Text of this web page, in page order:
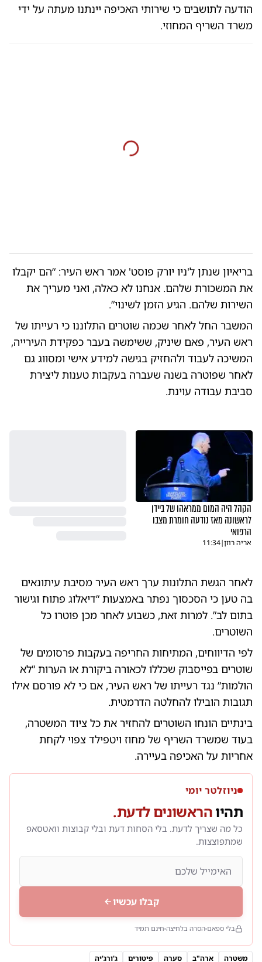
הודעה לתושבים כי שירותי האכיפה יינתנו מעתה על ידי
משרד השריף המחוזי.
בריאיון שנתן ל'ניו יורק פוסט' אמר ראש העיר: “הם יקבלו
את המשכורת שלהם. אנחנו לא כאלה, ואני מעריך את
השירות שלהם. הגיע הזמן לשינוי”.
המשבר החל לאחר שכמה שוטרים התלוננו כי רעייתו של
ראש העיר, פאם שיניק, ששימשה בעבר כפקידת העירייה,
המשיכה לעבוד ולהחזיק בגישה למידע אישי ומסווג גם
לאחר שפוטרה בשנה שעברה בעקבות טענות ליצירת
סביבת עבודה עוינת.
הקהל היה המום ממראהו של ביידן
לראשונה מאז נודעה חומרת מצבו
הרפואי
אריה רוזן|
11:34
לאחר הגשת התלונות ערך ראש העיר מסיבת עיתונאים
בה טען כי הסכסוך נפתר באמצעות “דיאלוג פתוח וגישור
בתום לב”. למרות זאת, כשבוע לאחר מכן פוטרו כל
השוטרים.
לפי הדיווחים, המתיחות החריפה בעקבות פרסומים של
שוטרים בפייסבוק שכללו לכאורה ביקורת או הערות “לא
הולמות” נגד רעייתו של ראש העיר, אם כי לא פורסם אילו
תגובות הובילו להחלטה הדרמטית.
בינתיים הונחו השוטרים להחזיר את כל ציוד המשטרה,
בעוד שמשרד השריף של מחוז ויטפילד צפוי לקחת
אחריות על האכיפה בעיירה.
ניוזלטר יומי
תהיוהראשונים לדעת.
כל מה שצריך לדעת. בלי הסחות דעת ובלי קבוצות וואטסאפ
שמתפוצצות.
קבלו עכשיו
בלי ספאם הסרה בלחיצה חינם תמיד
משטרה ארה"ב סערה פיטורים ג'ורג'יה